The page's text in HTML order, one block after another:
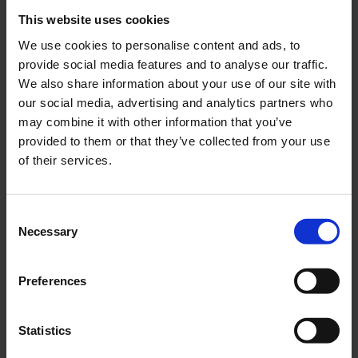
This website uses cookies
We use cookies to personalise content and ads, to
provide social media features and to analyse our traffic.
We also share information about your use of our site with
our social media, advertising and analytics partners who
may combine it with other information that you’ve
provided to them or that they’ve collected from your use
of their services.
Selection
Necessary
Preferences
Statistics
Femminista. La fonte di ispirazione per
compagna dell’artista, Carla Lanzi, ideatrice
del movimento per l’autocoscienza e per
l’affermazione della differenza sessuale.
Domitilla Dardi e la
mutevolezza della forma
inerisce perfettamente la terza mostra della
gallery: Piano Alchemico di Domitilla Dardi.